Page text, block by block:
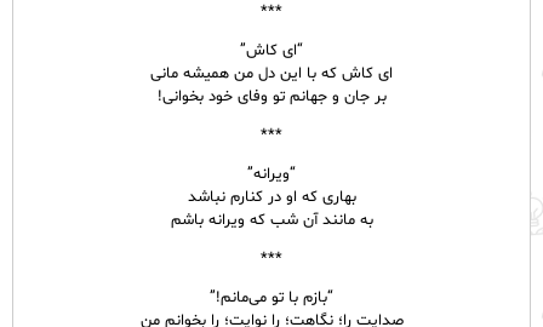
***​
“ای کاش”
ای کاش که با این دل من همیشه مانی
بر جان و جهانم تو وفای خود بخوانی!​
***
“ویرانه”
بهاری که او در کنارم نباشد
به مانند آن شب که ویرانه باشم​
***
“بازم با تو می‌مانم!”
صدایت را؛ نگاهت؛ را نوایت؛ را بخوانم من